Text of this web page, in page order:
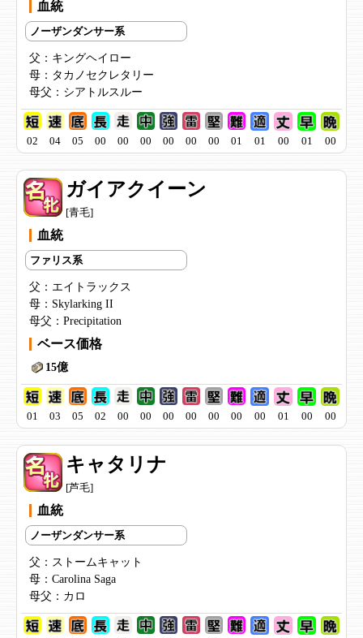
血統
ノーザンダンサー系
父： キングヘイロー
母： タカノセクレタリー
母父： シアトルスルー
02 04 05 00 00 00 00 00 00 01 01 00 01 00
ガイアクイーン
[青毛]
血統
ファリス系
父： エイトラックス
母： Skylarking II
母父： Precipitation
ベース価格
15億
01 03 05 02 00 00 00 00 00 00 00 01 00 00
キャタリナ
[芦毛]
血統
ノーザンダンサー系
父： ストームキャット
母： Carolina Saga
母父： カロ